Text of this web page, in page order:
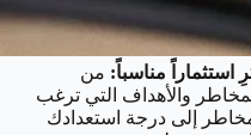
من
والأهداف التي ترغب
إلى درجة استعدادك